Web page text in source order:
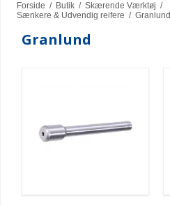
Forside / Butik / Skærende Værktøj /
Sænkere & Udvendig reifere / Granlund
Granlund